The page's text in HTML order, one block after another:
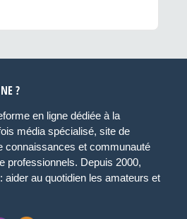
?
en ligne dédiée à la
média spécialisé, site de
connaissances et communauté
professionnels. Depuis 2000,
aider au quotidien les amateurs et